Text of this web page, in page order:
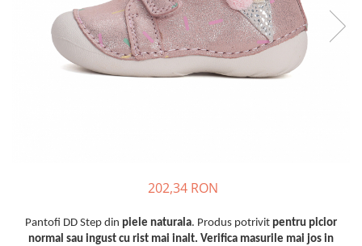
202,34 RON
Pantofi DD Step din piele naturala. Produs potrivit pentru picior
normal sau ingust cu rist mai inalt. Verifica masurile mai jos in